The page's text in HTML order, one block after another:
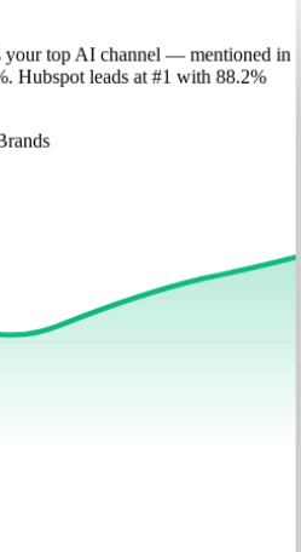
top AI channel — mentioned in
. Hubspotleads at #1 with 88.2%